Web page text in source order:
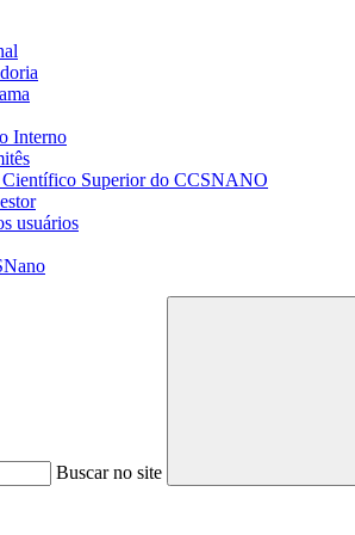
Interno
Científico Superior do CCSNANO
usuários
Buscar no site